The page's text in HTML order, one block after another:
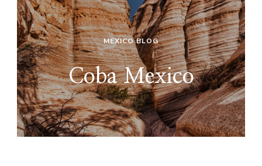
MEXICO BLOG
Coba Mexico